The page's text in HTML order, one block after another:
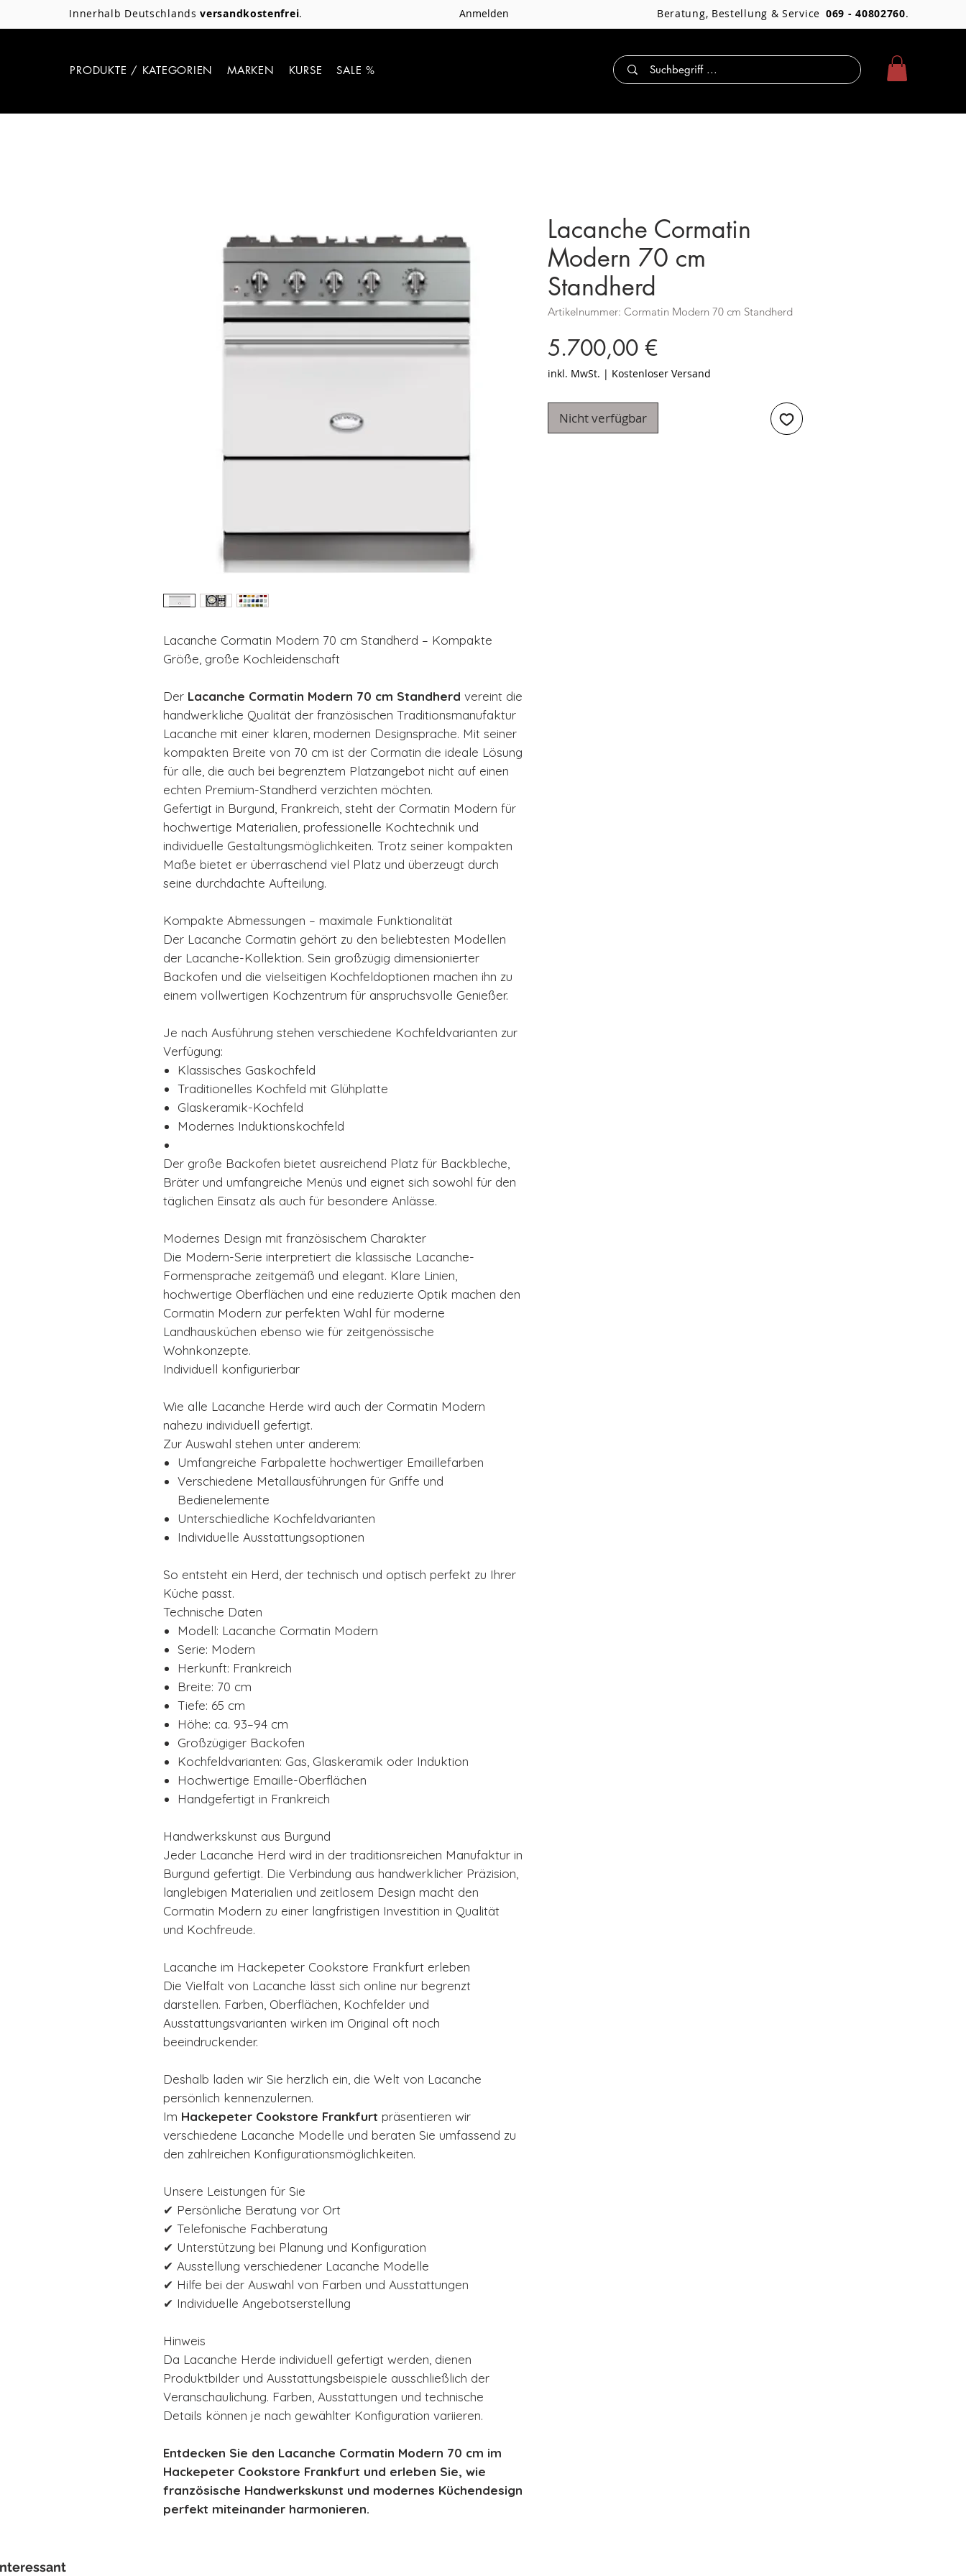
Innerhalb Deutschlandsversandkostenfrei. Anmelden Beratung, Bestellung & Service 069 - 40802760.
PRODUKTE / KATEGORIEN MARKEN KURSE SALE %
Lacanche Cormatin Modern 70 cm Standherd – Kompakte
Größe, große Kochleidenschaft
Der Lacanche Cormatin Modern 70 cm Standherd vereint die
handwerkliche Qualität der französischen Traditionsmanufaktur
Lacanche mit einer klaren, modernen Designsprache. Mit seiner
kompakten Breite von 70 cm ist der Cormatin die ideale Lösung
für alle, die auch bei begrenztem Platzangebot nicht auf einen
echten Premium-Standherd verzichten möchten.
Gefertigt in Burgund, Frankreich, steht der Cormatin Modern für
hochwertige Materialien, professionelle Kochtechnik und
individuelle Gestaltungsmöglichkeiten. Trotz seiner kompakten
Maße bietet er überraschend viel Platz und überzeugt durch
seine durchdachte Aufteilung.
Kompakte Abmessungen – maximale Funktionalität
Der Lacanche Cormatin gehört zu den beliebtesten Modellen
der Lacanche-Kollektion. Sein großzügig dimensionierter
Backofen und die vielseitigen Kochfeldoptionen machen ihn zu
einem vollwertigen Kochzentrum für anspruchsvolle Genießer.
Je nach Ausführung stehen verschiedene Kochfeldvarianten zur
Verfügung:
Klassisches Gaskochfeld
Traditionelles Kochfeld mit Glühplatte
Glaskeramik-Kochfeld
Modernes Induktionskochfeld
Der große Backofen bietet ausreichend Platz für Backbleche,
Bräter und umfangreiche Menüs und eignet sich sowohl für den
täglichen Einsatz als auch für besondere Anlässe.
Modernes Design mit französischem Charakter
Die Modern-Serie interpretiert die klassische Lacanche-
Formensprache zeitgemäß und elegant. Klare Linien,
hochwertige Oberflächen und eine reduzierte Optik machen den
Cormatin Modern zur perfekten Wahl für moderne
Landhausküchen ebenso wie für zeitgenössische
Wohnkonzepte.
Individuell konfigurierbar
Wie alle Lacanche Herde wird auch der Cormatin Modern
nahezu individuell gefertigt.
Zur Auswahl stehen unter anderem:
Umfangreiche Farbpalette hochwertiger Emaillefarben
Verschiedene Metallausführungen für Griffe und
Bedienelemente
Unterschiedliche Kochfeldvarianten
Individuelle Ausstattungsoptionen
So entsteht ein Herd, der technisch und optisch perfekt zu Ihrer
Küche passt.
Technische Daten
Modell: Lacanche Cormatin Modern
Serie: Modern
Herkunft: Frankreich
Breite: 70 cm
Tiefe: 65 cm
Höhe: ca. 93–94 cm
Großzügiger Backofen
Kochfeldvarianten: Gas, Glaskeramik oder Induktion
Hochwertige Emaille-Oberflächen
Handgefertigt in Frankreich
Handwerkskunst aus Burgund
Jeder Lacanche Herd wird in der traditionsreichen Manufaktur in
Burgund gefertigt. Die Verbindung aus handwerklicher Präzision,
langlebigen Materialien und zeitlosem Design macht den
Cormatin Modern zu einer langfristigen Investition in Qualität
und Kochfreude.
Lacanche im Hackepeter Cookstore Frankfurt erleben
Die Vielfalt von Lacanche lässt sich online nur begrenzt
darstellen. Farben, Oberflächen, Kochfelder und
Ausstattungsvarianten wirken im Original oft noch
beeindruckender.
Deshalb laden wir Sie herzlich ein, die Welt von Lacanche
persönlich kennenzulernen.
Im Hackepeter Cookstore Frankfurt präsentieren wir
verschiedene Lacanche Modelle und beraten Sie umfassend zu
den zahlreichen Konfigurationsmöglichkeiten.
Unsere Leistungen für Sie
✔ Persönliche Beratung vor Ort
✔ Telefonische Fachberatung
✔ Unterstützung bei Planung und Konfiguration
✔ Ausstellung verschiedener Lacanche Modelle
✔ Hilfe bei der Auswahl von Farben und Ausstattungen
✔ Individuelle Angebotserstellung
Hinweis
Da Lacanche Herde individuell gefertigt werden, dienen
Produktbilder und Ausstattungsbeispiele ausschließlich der
Veranschaulichung. Farben, Ausstattungen und technische
Details können je nach gewählter Konfiguration variieren.
Entdecken Sie den Lacanche Cormatin Modern 70 cm im
Hackepeter Cookstore Frankfurt und erleben Sie, wie
französische Handwerkskunst und modernes Küchendesign
perfekt miteinander harmonieren.
Lacanche Cormatin
Modern 70 cm
Standherd
Artikelnummer: Cormatin Modern 70 cm Standherd
5.700,00 €Preis
inkl. MwSt. | Kostenloser Versand
Nicht verfügbar